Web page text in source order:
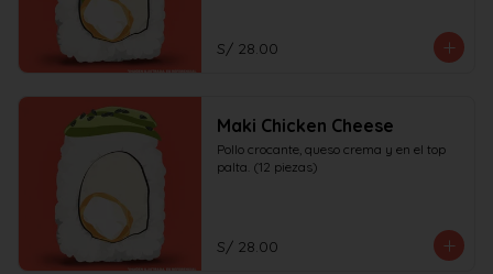
S/ 28.00
Maki Chicken Cheese
Pollo crocante, queso crema y en el top
palta. (12 piezas)
S/ 28.00